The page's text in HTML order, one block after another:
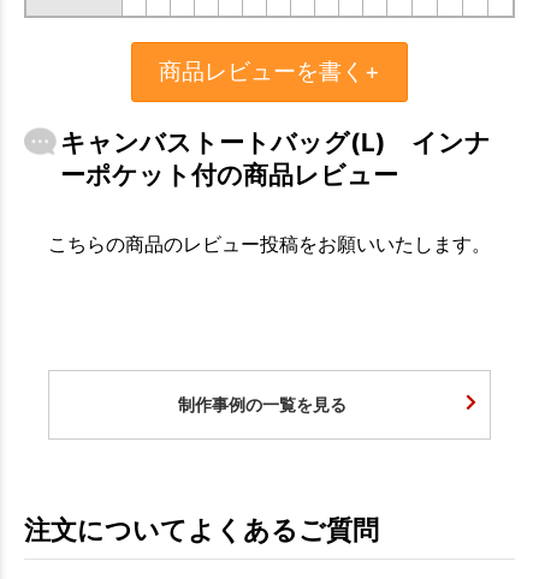
商品レビューを書く+
キャンバストートバッグ(L) インナ
ーポケット付の商品レビュー
こちらの商品のレビュー投稿をお願いいたします。
制作事例の一覧を見る
注文についてよくあるご質問